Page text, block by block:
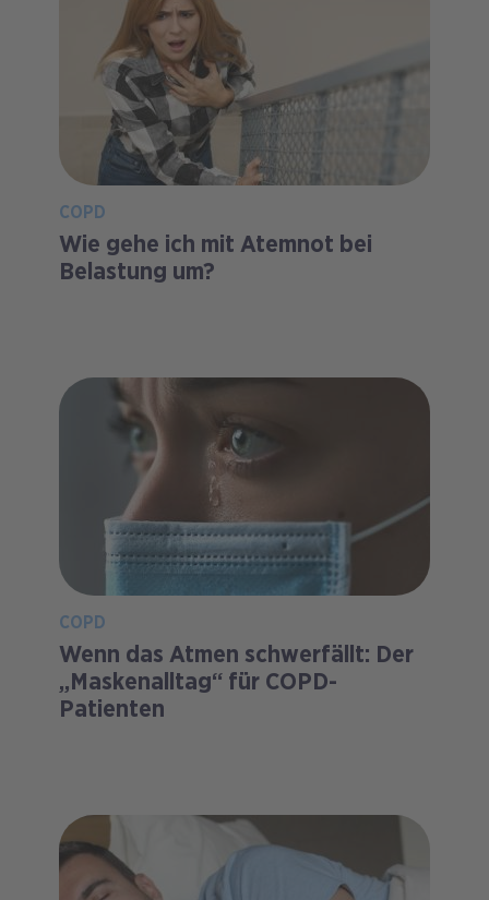
COPD
Wie gehe ich mit Atemnot bei
Belastung um?
COPD
Wenn das Atmen schwerfällt: Der
„Maskenalltag“ für COPD-
Patienten